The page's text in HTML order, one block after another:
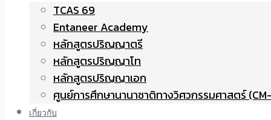
TCAS 69
Entaneer Academy
หลักสูตรปริญญาตรี
หลักสูตรปริญญาโท
หลักสูตรปริญญาเอก
ศูนย์การศึกษานานาชาติทางวิศวกรรมศาสตร์
เกี่ยวกับ